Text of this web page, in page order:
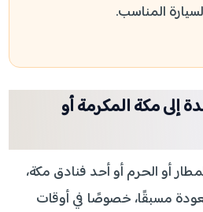
المناسب.
إلى مكة المكرمة أو
أو الحرم أو أحد فنادق مكة،
مسبقًا، خصوصًا في أوقات